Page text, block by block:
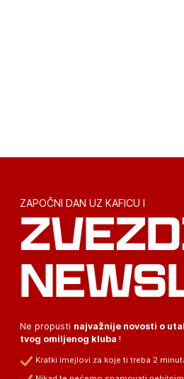
ZAPOČNI DAN UZ KAFICU I
Ne propusti najvažnije novosti o
tvog omiljenog kluba !
Kratki imejlovi za koje ti treba 2